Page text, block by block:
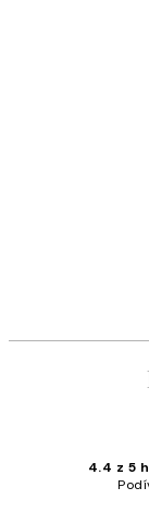
4.4 z 5